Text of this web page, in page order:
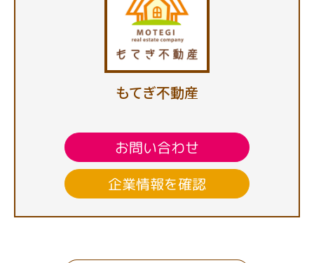
もてぎ不動産
お問い合わせ
企業情報を確認